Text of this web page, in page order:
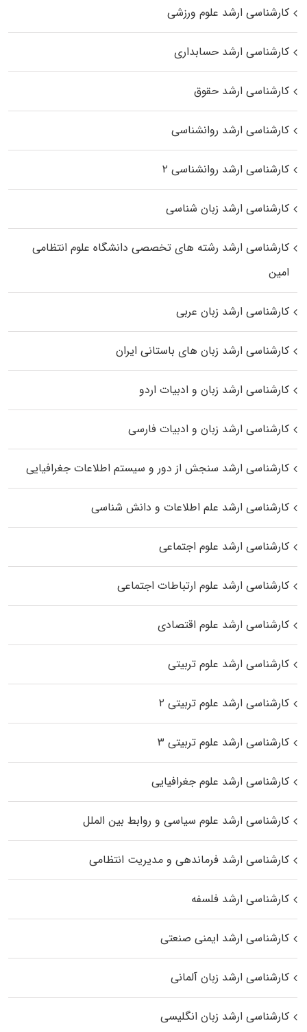
کارشناسی ارشد علوم ورزشی
کارشناسی ارشد حسابداری
کارشناسی ارشد حقوق
کارشناسی ارشد روانشناسی
کارشناسی ارشد روانشناسی ۲
کارشناسی ارشد زبان شناسی
کارشناسی ارشد رﺷﺘﻪ ﻫﺎی تخصصی داﻧﺸﮕﺎه ﻋﻠﻮم انتظامی
اﻣﻴﻦ
کارشناسی ارشد زبان عربی
کارشناسی ارشد زبان‌ های باستانی ایران
کارشناسی ارشد زبان و ادبیات اردو
کارشناسی ارشد زبان و ادبیات فارسی
کارشناسی ارشد سنجش از دور و سیستم اطلاعات جغرافیایی
کارشناسی ارشد علم اطلاعات و دانش شناسی
کارشناسی ارشد علوم اجتماعی
کارشناسی ارشد علوم ارتباطات اجتماعی
کارشناسی ارشد علوم اقتصادی
کارشناسی ارشد علوم تربیتی
کارشناسی ارشد علوم تربیتی ۲
کارشناسی ارشد علوم تربیتی ۳
کارشناسی ارشد علوم جغرافیایی
کارشناسی ارشد علوم سیاسی و روابط بین الملل
کارشناسی ارشد فرماندهی و مدیریت انتظامی
کارشناسی ارشد فلسفه
کارشناسی ارشد ایمنی صنعتی
کارشناسی ارشد زبان آلمانی
کارشناسی ارشد زبان انگلیسی